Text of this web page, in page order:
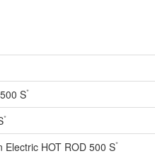
S*
*
Electric HOT ROD 500 S*